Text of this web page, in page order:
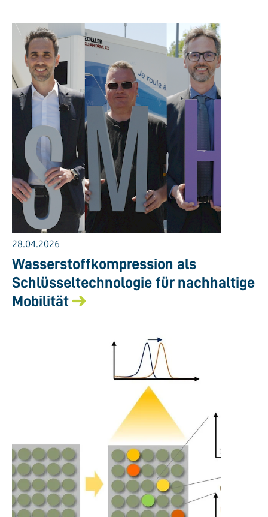
28.04.2026
Wasserstoffkompression als
Schlüsseltechnologie für nachhaltige
Mobilität